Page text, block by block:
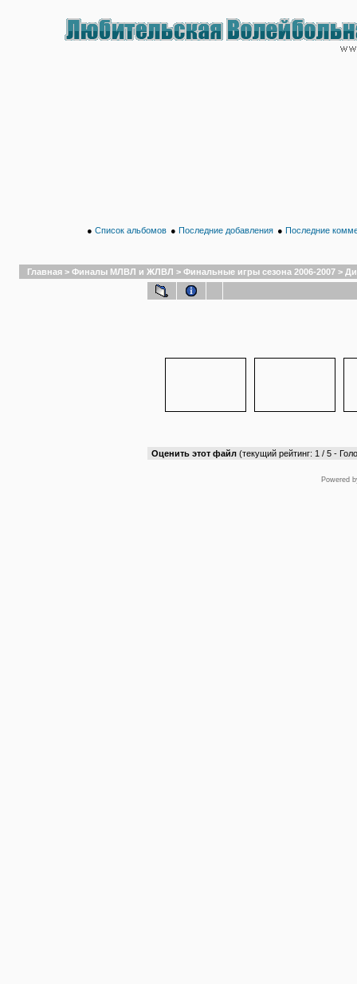
● Список альбомов ● Последние добавления ● Последние
Главная > Финалы МЛВЛ и ЖЛВЛ > Финальные игры сезона 2006-2007 >
Оценить этот файл (текущий рейтинг: 1 / 5 -
Powered